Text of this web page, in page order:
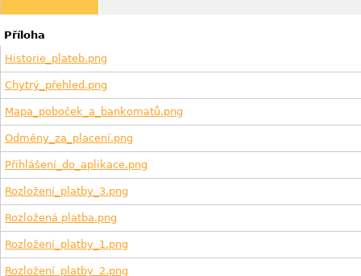
Příloha
Historie_plateb.png
Chytrý_přehled.png
Mapa_poboček_a_bankomatů.png
Odměny_za_placení.png
Přihlášení_do_aplikace.png
Rozložení_platby_3.png
Rozložená platba.png
Rozložení_platby_1.png
Rozložení_platby_2.png